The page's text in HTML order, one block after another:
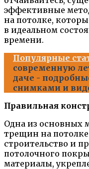
эффективные
на потолке,
в идеальном
времени.
Популярные
современную
даче -
снимками и
Правильная
Одна из основных
трещин на
строительство и
потолочного
материалы,